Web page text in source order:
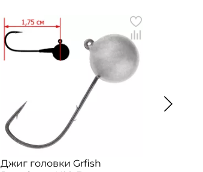
Джиг головки Grfish